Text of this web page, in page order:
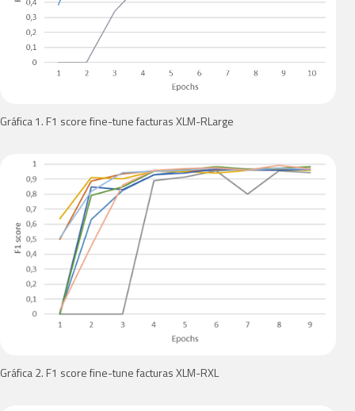
Gráfica 1. F1 score fine-tune facturas XLM-RLarge
Gráfica 2. F1 score fine-tune facturas XLM-RXL